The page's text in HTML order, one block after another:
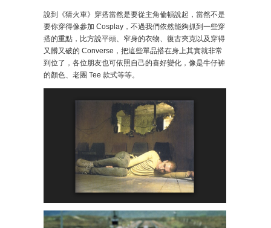
說到《猜火車》穿搭當然是要從主角倫頓說起，當然不是
要你穿得像參加 Cosplay，不過我們依然能夠抓到一些穿
搭的重點，比方說平頭、窄身的衣物、復古夾克以及穿得
又髒又破的 Converse，把這些單品搭在身上其實就非常
到位了，各位朋友也可依照自己的喜好變化，像是牛仔褲
的顏色、老團 Tee 款式等等。